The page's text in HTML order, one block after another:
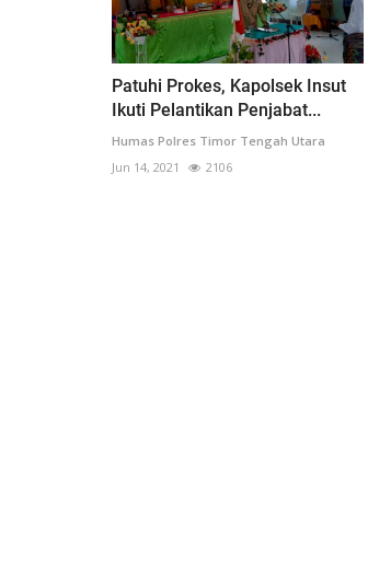
Patuhi Prokes, Kapolsek Insut
Ikuti Pelantikan Penjabat...
Humas Polres Timor Tengah Utara
Jun 14, 2021
2106